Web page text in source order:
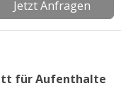
Jetzt Anfragen
für Aufenthalte